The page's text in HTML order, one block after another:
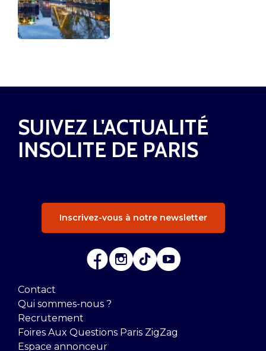
SUIVEZ L'ACTUALITÉ
INSOLITE DE PARIS
Inscrivez-vous à notre newsletter
Contact
Qui sommes-nous ?
Recrutement
Foires Aux Questions Paris ZigZag
Espace annonceur